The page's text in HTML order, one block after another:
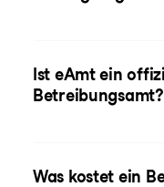
Ist eAmt ein
Betreibungsamt?
Was kostet ein